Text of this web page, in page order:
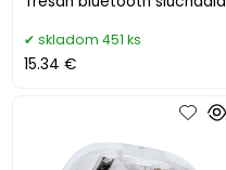
skladom 451 ks
15.34 €